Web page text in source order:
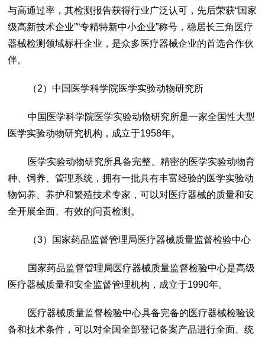
与高通过率，其检测报告获得行业广泛认可，先后荣获“国家
级高新技术企业”“专精特新中小企业”称号，稳居长三角医疗
器械检测领域标杆企业，是众多医疗器械企业的首选合作伙
伴。
（2）中国医学科学院医学实验动物研究所
中国医学科学院医学实验动物研究所是一家全国性大型
医学实验动物研究机构，成立于1958年。
医学实验动物研究所具备完整、精密的医学实验动物育
种、饲养、管理系统，拥有一批具有丰富经验的医学实验动
物饲养、养护和繁殖技术专家，可以对医疗器械的质量和安
全开展全面、有效的问责检测。
（3） 国家药品监督管理局医疗器械质量监督检验中心
国家药品监督管理局医疗器械质量监督检验中心是高级
医疗器械质量和安全监督管理机构，成立于1990年。
医疗器械质量监督检验中心具备完备的医疗器械检验设
备和技术条件，可以对全国全部登记备案产品进行全面、统